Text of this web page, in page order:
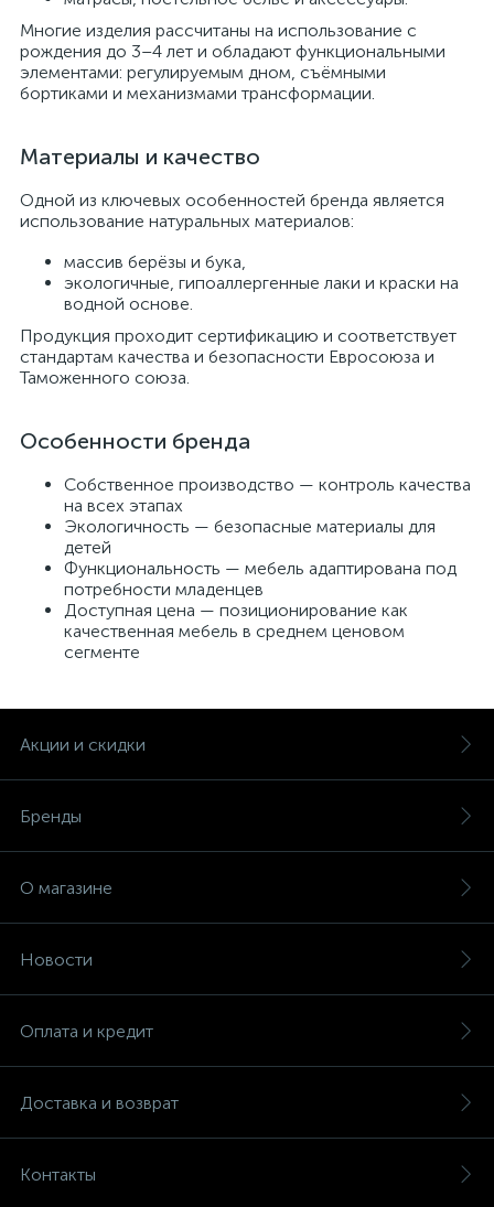
Многие изделия рассчитаны на использование с
рождения до 3–4 лет и обладают функциональными
элементами: регулируемым дном, съёмными
бортиками и механизмами трансформации.
Материалы и качество
Одной из ключевых особенностей бренда является
использование натуральных материалов:
массив берёзы и бука,
экологичные, гипоаллергенные лаки и краски на
водной основе.
Продукция проходит сертификацию и соответствует
стандартам качества и безопасности Евросоюза и
Таможенного союза.
Особенности бренда
Собственное производство — контроль качества
на всех этапах
Экологичность — безопасные материалы для
детей
Функциональность — мебель адаптирована под
потребности младенцев
Доступная цена — позиционирование как
качественная мебель в среднем ценовом
сегменте
Акции и скидки
Бренды
О магазине
Новости
Оплата и кредит
Доставка и возврат
Контакты